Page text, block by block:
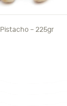
Pistacho – 225gr